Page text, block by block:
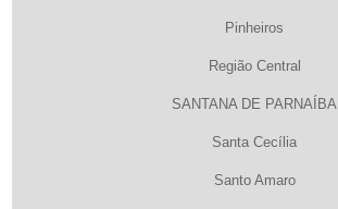
Pinheiros
Região Central
SANTANA DE PARNAÍBA
Santa Cecília
Santo Amaro